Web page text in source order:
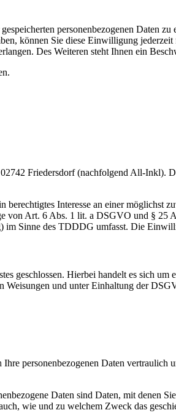
personenbezogenen Daten
können Sie diese Einwilligung
Des Weiteren steht Ihnen ein
Friedersdorf (nachfolgend All-Inkl).
Interesse an einer möglichst
von Art. 6 Abs. 1 lit. a DSGVO und §
Sinne des TDDDG umfasst. Die
geschlossen. Hierbei handelt es sich um
Weisungen und unter Einhaltung der
personenbezogenen Daten vertraulich
Daten sind Daten, mit denen
wie und zu welchem Zweck das